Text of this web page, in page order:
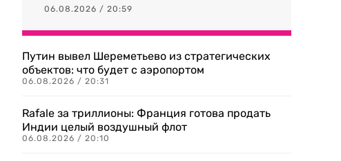
06.08.2026 / 20:59
Путин вывел Шереметьево из стратегических
объектов: что будет с аэропортом
06.08.2026 / 20:31
Rafale за триллионы: Франция готова продать
Индии целый воздушный флот
06.08.2026 / 20:10